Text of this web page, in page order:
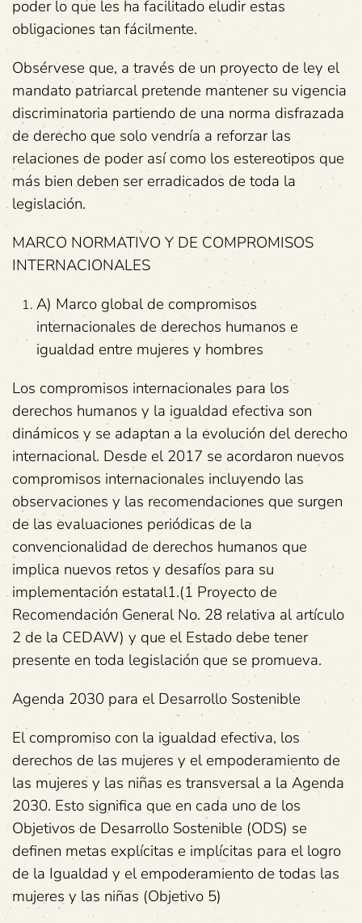
poder lo que les ha facilitado eludir estas
obligaciones tan fácilmente.
Obsérvese que, a través de un proyecto de ley el
mandato patriarcal pretende mantener su vigencia
discriminatoria partiendo de una norma disfrazada
de derecho que solo vendría a reforzar las
relaciones de poder así como los estereotipos que
más bien deben ser erradicados de toda la
legislación.
MARCO NORMATIVO Y DE COMPROMISOS
INTERNACIONALES
A) Marco global de compromisos
internacionales de derechos humanos e
igualdad entre mujeres y hombres
Los compromisos internacionales para los
derechos humanos y la igualdad efectiva son
dinámicos y se adaptan a la evolución del derecho
internacional. Desde el 2017 se acordaron nuevos
compromisos internacionales incluyendo las
observaciones y las recomendaciones que surgen
de las evaluaciones periódicas de la
convencionalidad de derechos humanos que
implica nuevos retos y desafíos para su
implementación estatal1.(1 Proyecto de
Recomendación General No. 28 relativa al artículo
2 de la CEDAW) y que el Estado debe tener
presente en toda legislación que se promueva.
Agenda 2030 para el Desarrollo Sostenible
El compromiso con la igualdad efectiva, los
derechos de las mujeres y el empoderamiento de
las mujeres y las niñas es transversal a la Agenda
2030. Esto significa que en cada uno de los
Objetivos de Desarrollo Sostenible (ODS) se
definen metas explícitas e implícitas para el logro
de la Igualdad y el empoderamiento de todas las
mujeres y las niñas (Objetivo 5)